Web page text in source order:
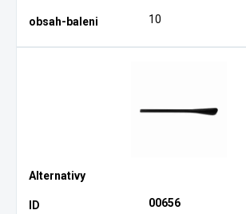
10
00656